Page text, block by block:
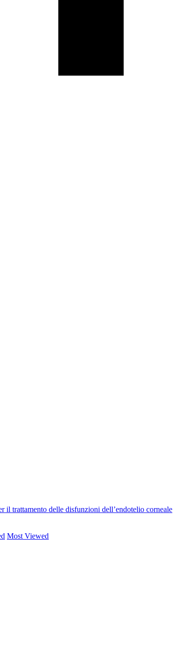
trattamento delle disfunzioni dell’endotelio corneale
Most Viewed